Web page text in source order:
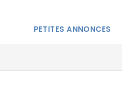
PETITES ANNONCES